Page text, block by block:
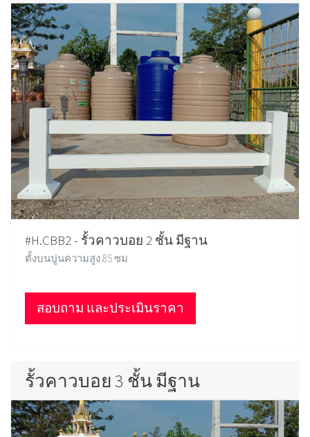
#H.CBB2 - รั้วคาวบอย 2 ชั้น มีฐาน
ตั้งบนปูนความสูง 85 ซม
สอบถาม และประเมินราคา
รั้วคาวบอย 3 ชั้น มีฐาน